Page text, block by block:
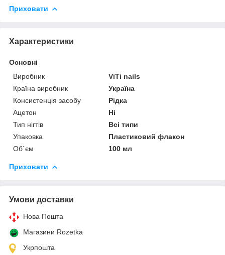
Приховати
Характеристики
Основні
Виробник
ViTi nails
Країна виробник
Україна
Консистенція засобу
Рідка
Ацетон
Ні
Тип нігтів
Всі типи
Упаковка
Пластиковий флакон
Об`єм
100 мл
Приховати
Умови доставки
Нова Пошта
Магазини Rozetka
Укрпошта